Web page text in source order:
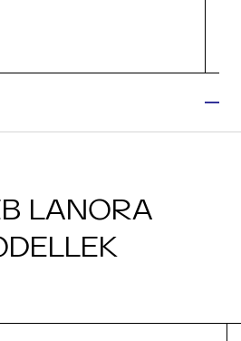
LANORA